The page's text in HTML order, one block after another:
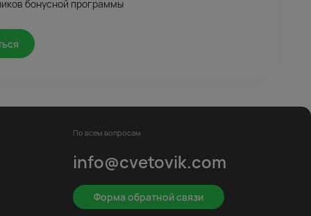
бонусной программы
По всем вопросам
info@cvetovik.com
Форма обратной связи